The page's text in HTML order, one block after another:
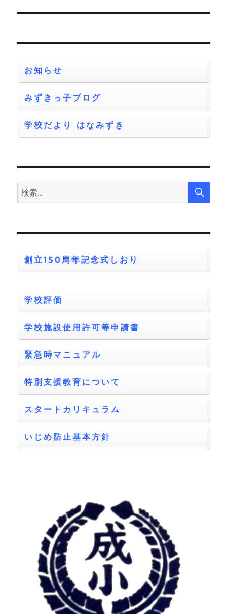
ー
ン
投
お知らせ
みずきっ子ブログ
学校だより はなみずき
検
索:
検
創立150周年記念式しおり
学校評価
学校施設使用許可等申請書
緊急時マニュアル
特別支援教育について
スタートカリキュラム
いじめ防止基本方針